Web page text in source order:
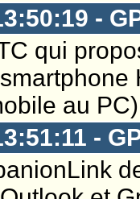
-
qui
au
-